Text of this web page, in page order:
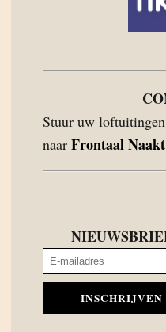
Stuur uw
naar Frontaal Naakt
INSCHRIJVEN